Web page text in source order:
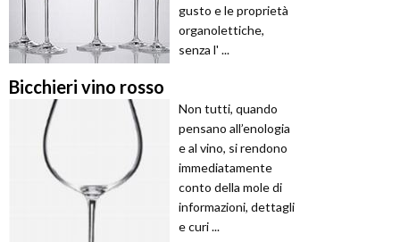
gusto e le proprietà
organolettiche,
senza l' ...
Bicchieri vino rosso
Non tutti, quando
pensano all’enologia
e al vino, si rendono
immediatamente
conto della mole di
informazioni, dettagli
e curi ...